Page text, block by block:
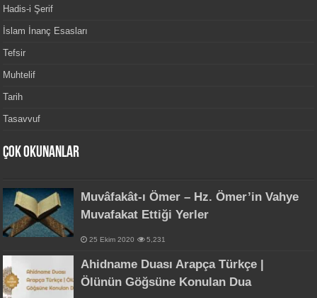
Hadis-i Şerif
İslam İnanç Esasları
Tefsir
Muhtelif
Tarih
Tasavvuf
Çok Okunanlar
Muvâfakât-ı Ömer – Hz. Ömer’in Vahye
Muvafakat Ettiği Yerler
25 Ekim 2020 5,231
Ahidname Duası Arapça Türkçe |
Ölünün Göğsüne Konulan Dua